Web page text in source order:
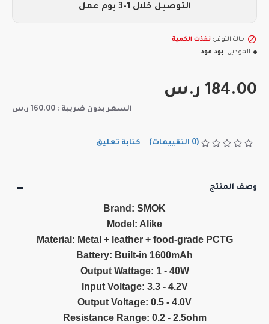
(0 التقييمات) - كتابة تعليق
184.00 ر.س
السعر بدون ضريبة : 160.00 ر.س
حالة التوفر: نفذت الكمية
الموديل: بود مود
التوصيل خلال 1-3 يوم عمل
وصف المنتج
Brand: SMOK
Model: Alike
Material: Metal + leather + food-grade PCTG
Battery: Built-in 1600mAh
Output Wattage: 1 - 40W
Input Voltage: 3.3 - 4.2V
Output Voltage: 0.5 - 4.0V
Resistance Range: 0.2 - 2.5ohm